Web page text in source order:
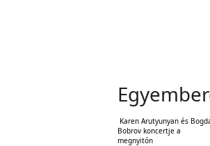
Karen Arutyunyan és
Bobrov koncertje a
megnyitón